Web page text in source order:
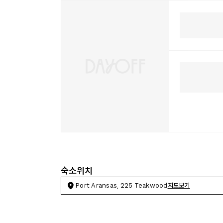
숙소위치
Port Aransas, 225 Teakwood 지도보기